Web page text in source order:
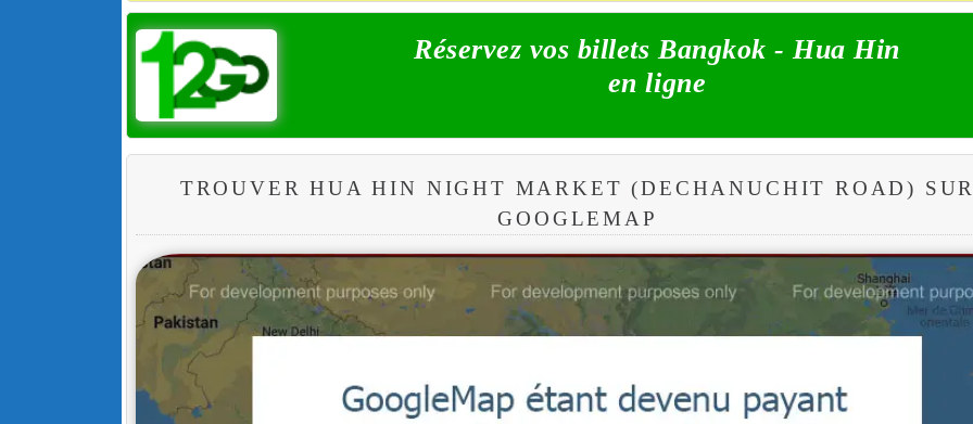
Réservez vos billets Bangkok - Hua Hin
en ligne
TROUVER HUA HIN NIGHT MARKET (DECHANUCHIT ROAD) SUR
GOOGLEMAP